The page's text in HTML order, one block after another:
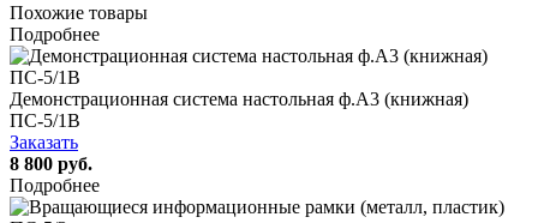
Похожие товары
Подробнее
Демонстрационная система настольная ф.А3 (книжная)
ПС-5/1В
Заказать
8 800 руб.
Подробнее